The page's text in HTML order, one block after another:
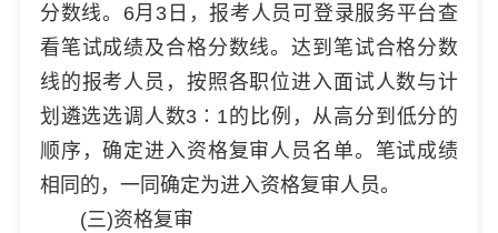
分数线。6月3日，报考人员可登录服务平台查
看笔试成绩及合格分数线。达到笔试合格分数
线的报考人员，按照各职位进入面试人数与计
划遴选选调人数3∶1的比例，从高分到低分的
顺序，确定进入资格复审人员名单。笔试成绩
相同的，一同确定为进入资格复审人员。
(三)资格复审